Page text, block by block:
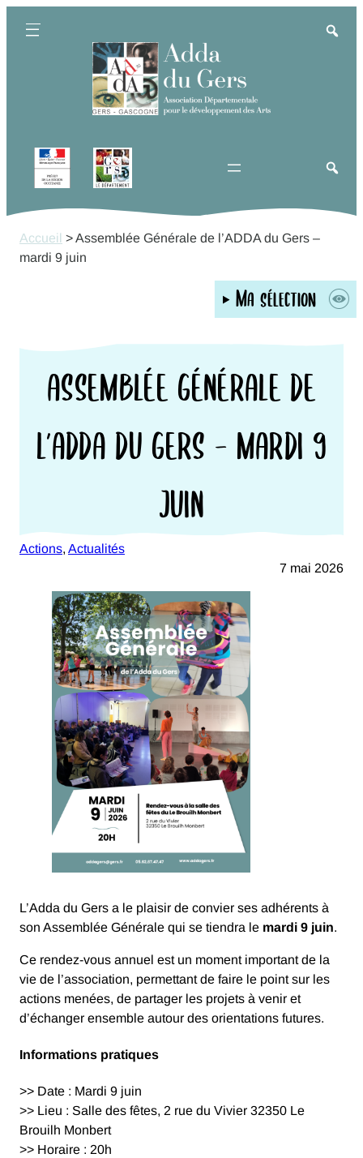
Accueil >Assemblée Générale de l’ADDA du Gers –
mardi 9 juin
Ma sélection
ASSEMBLÉE GÉNÉRALE DE
L’ADDA DU GERS – MARDI 9
JUIN
Actions, Actualités
7 mai 2026
L’Adda du Gers a le plaisir de convier ses adhérents à
son Assemblée Générale qui se tiendra le mardi 9 juin.
Ce rendez-vous annuel est un moment important de la
vie de l’association, permettant de faire le point sur les
actions menées, de partager les projets à venir et
d’échanger ensemble autour des orientations futures.
Informations pratiques
>> Date : Mardi 9 juin
>> Lieu : Salle des fêtes, 2 rue du Vivier 32350 Le
Brouilh Monbert
>> Horaire : 20h